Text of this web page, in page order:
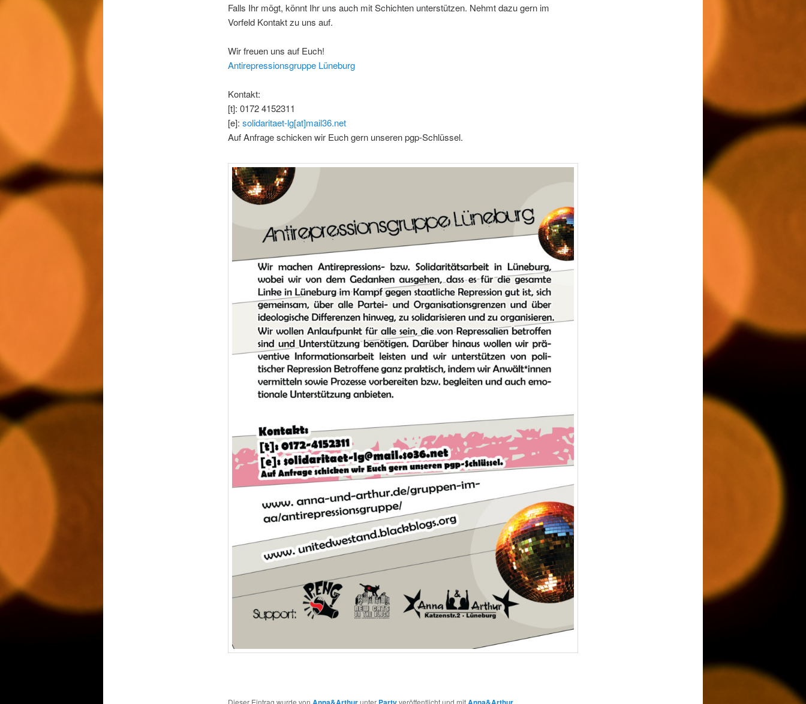
Falls Ihr mögt, könnt Ihr uns auch mit Schichten unterstützen. Nehmt dazu gern im
Vorfeld Kontakt zu uns auf.
Wir freuen uns auf Euch!
Antirepressionsgruppe Lüneburg
Kontakt:
[t]: 0172 4152311
[e]: solidaritaet-lg[at]mail36.net
Auf Anfrage schicken wir Euch gern unseren pgp-Schlüssel.
Dieser Eintrag wurde von unter veröffentlicht und mit ,